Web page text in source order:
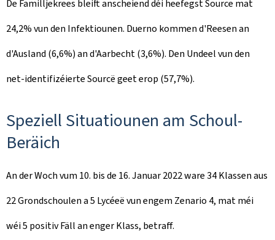
De Familljekrees bleift anscheiend déi heefegst Source mat
24,2% vun den Infektiounen. Duerno kommen d'Reesen an
d'Ausland (6,6%) an d'Aarbecht (3,6%). Den Undeel vun den
net-identifizéierte Sourcë geet erop (57,7%).
Speziell Situatiounen am Schoul-
Beräich
An der Woch vum 10. bis de 16. Januar 2022 ware 34 Klassen aus
22 Grondschoulen a 5 Lycéeë vun engem Zenario 4, mat méi
wéi 5 positiv Fäll an enger Klass, betraff.